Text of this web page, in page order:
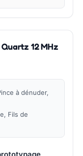
12 MHz
à dénuder,
Fils de